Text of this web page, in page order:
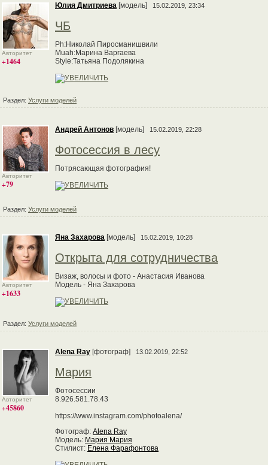
Авторитет
+1464
Юлия Дмитриева [модель] 15.02.2019, 23:34
ЧБ
Ph:Николай Пиросманишвили
Muah:Марина Варгаева
Style:Татьяна Подолякина
Раздел: Услуги моделей
Авторитет
+79
Андрей Антонов [модель] 15.02.2019, 22:28
Фотосессия в лесу
Потрясающая фотография!
Раздел: Услуги моделей
Авторитет
+1633
Яна Захарова [модель] 15.02.2019, 10:28
Открыта для сотрудничества
Визаж, волосы и фото - Анастасия Иванова
Модель - Яна Захарова
Раздел: Услуги моделей
Авторитет
+45860
Alena Ray [фотограф] 13.02.2019, 22:52
Мария
Фотосессии
8.926.581.78.43
https://www.instagram.com/photoalena/
Фотограф: Alena Ray
Модель: Мария Мария
Стилист: Елена Фарафонтова